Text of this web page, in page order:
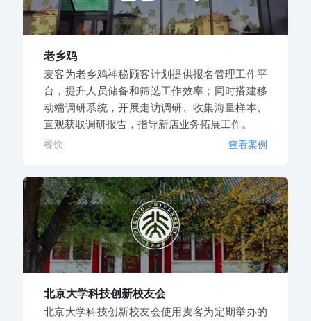
老乡鸡
麦客为老乡鸡神秘顾客计划提供报名管理工作平
台，提升人员储备和筛选工作效率；同时搭建移
动端调研系统，开展走访调研、收集海量样本、
直观获取调研报告，指导新店业务拓展工作。
餐饮 查看案例
北京大学科技创新校友会
北京大学科技创新校友会使用麦客为定期举办的